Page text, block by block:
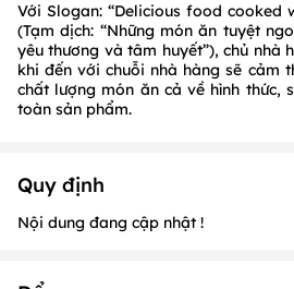
Với Slogan: “Delicious food cooked
(Tạm dịch: “Những món ăn tuyệt
yêu thương và tâm huyết”), chủ nhà
khi đến với chuỗi nhà hàng sẽ cảm
chất lượng món ăn cả về hình thức,
toàn sản phẩm.
Quy định
Nội dung đang cập nhật !